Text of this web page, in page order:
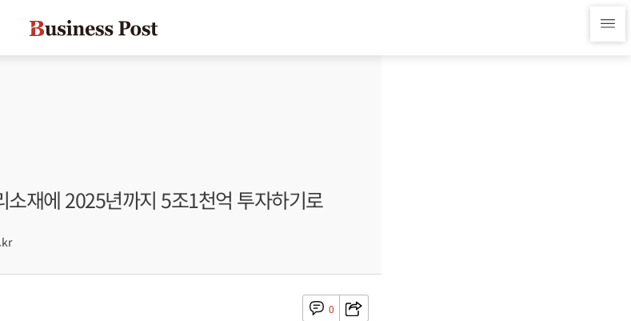
소재에 2025년까지 5조1천억 투자하기로
0